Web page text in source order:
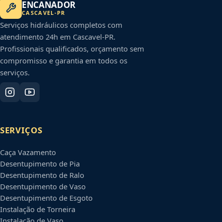
ENCANADOR
CASCAVEL-PR
Serviços hidráulicos completos com
atendimento 24h em Cascavel-PR.
Profissionais qualificados, orçamento sem
compromisso e garantia em todos os
serviços.
SERVIÇOS
Caça Vazamento
Desentupimento de Pia
Desentupimento de Ralo
Desentupimento de Vaso
Desentupimento de Esgoto
Instalação de Torneira